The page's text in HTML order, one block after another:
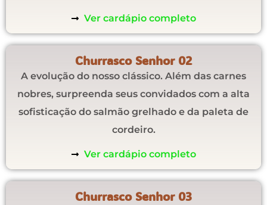
Ver cardápio completo
Churrasco Senhor 02
A evolução do nosso clássico. Além das carnes
nobres, surpreenda seus convidados com a alta
sofisticação do salmão grelhado e da paleta de
cordeiro.
Ver cardápio completo
Churrasco Senhor 03